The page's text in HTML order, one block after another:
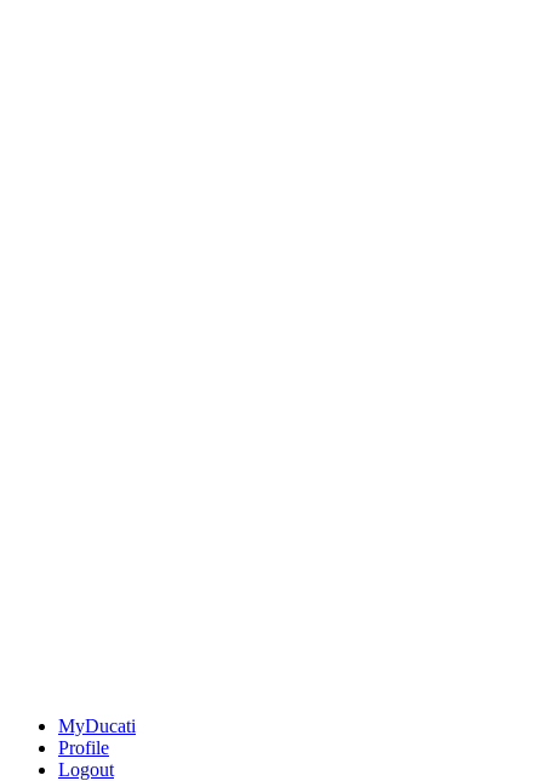
MyDucati
Profile
Logout